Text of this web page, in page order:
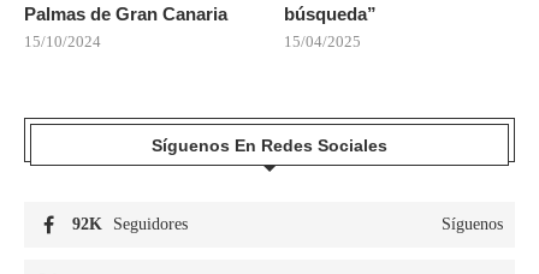
Palmas de Gran Canaria
15/10/2024
búsqueda”
15/04/2025
Síguenos En Redes Sociales
92K Seguidores Síguenos